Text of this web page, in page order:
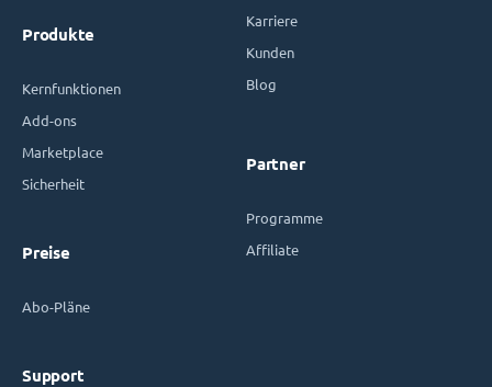
Produkte
Kernfunktionen
Add-ons
Marketplace
Sicherheit
Preise
Abo-Pläne
Support
Karriere
Kunden
Blog
Partner
Programme
Affiliate